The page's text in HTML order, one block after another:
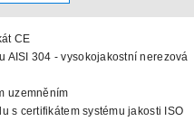
CE
AISI 304 - vysokojakostní nerezová
uzemněním
s certifikátem systému jakosti ISO